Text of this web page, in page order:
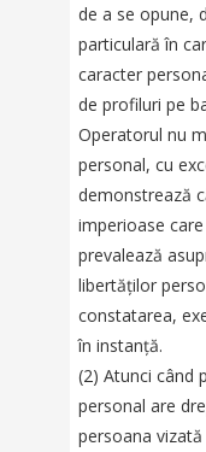
de a se opune,
particulară în
caracter
de profiluri pe
Operatorul nu
personal, cu
demonstrează
imperioase
prevalează
libertăților
constatarea,
în instanță.
(2) Atunci când
personal are
persoana